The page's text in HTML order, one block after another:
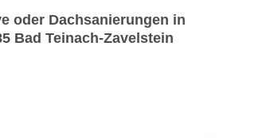
oder Dachsanierungen in
Bad Teinach-Zavelstein